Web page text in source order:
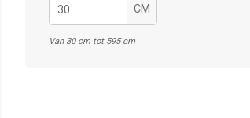
CM
Van 30 cm tot 595 cm